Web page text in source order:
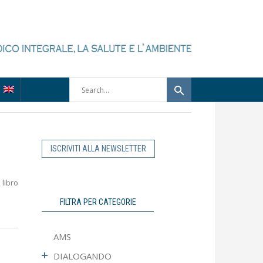
ISCRIVITI ALLA NEWSLETTER
FILTRA PER CATEGORIE
AMS
DIALOGANDO